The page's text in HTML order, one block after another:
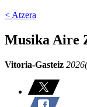
< Atzera
Musika Aire
Vitoria-Gasteiz